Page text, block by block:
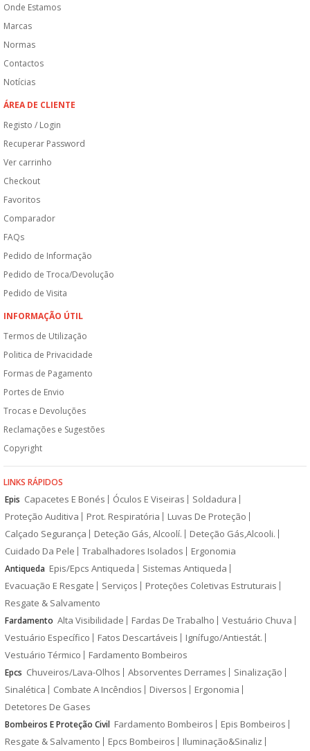
Onde Estamos
Marcas
Normas
Contactos
Notícias
ÁREA DE CLIENTE
Registo / Login
Recuperar Password
Ver carrinho
Checkout
Favoritos
Comparador
FAQs
Pedido de Informação
Pedido de Troca/Devolução
Pedido de Visita
INFORMAÇÃO ÚTIL
Termos de Utilização
Politica de Privacidade
Formas de Pagamento
Portes de Envio
Trocas e Devoluções
Reclamações e Sugestões
Copyright
LINKS RÁPIDOS
Epis Capacetes E Bonés Óculos E Viseiras
Soldadura
Proteção Auditiva
Prot. Respiratória
Luvas De Proteção
Calçado Segurança
Deteção Gás, Alcoolí.
Deteção Gás,Alcooli.
Cuidado Da Pele
Trabalhadores Isolados Ergonomia
Antiqueda Epis/Epcs Antiqueda
Sistemas Antiqueda
Evacuação E Resgate
Serviços
Proteções Coletivas Estruturais
Resgate & Salvamento
Fardamento Alta Visibilidade Fardas De Trabalho
Vestuário Chuva
Vestuário Específico
Fatos Descartáveis
Ignífugo/Antiestát.
Vestuário Térmico
Fardamento Bombeiros
Epcs Chuveiros/Lava-Olhos Absorventes Derrames
Sinalização
Sinalética
Combate A Incêndios Diversos
Ergonomia
Detetores De Gases
Bombeiros E Proteção Civil Fardamento Bombeiros
Epis Bombeiros
Resgate & Salvamento
Epcs Bombeiros
Iluminação&Sinaliz